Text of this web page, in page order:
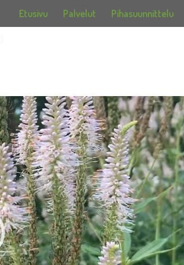
Etusivu Palvelut Pihasuunnittelu